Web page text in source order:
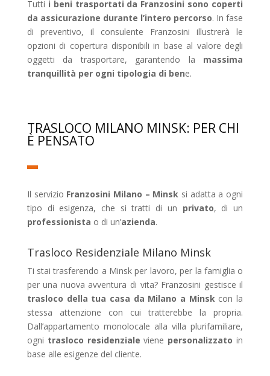
Tutti i beni trasportati da Franzosini sono coperti
da assicurazione durante l’intero percorso. In fase
di preventivo, il consulente Franzosini illustrerà le
opzioni di copertura disponibili in base al valore degli
oggetti da trasportare, garantendo la massima
tranquillità per ogni tipologia di bene.
TRASLOCO MILANO MINSK: PER CHI
È PENSATO
Il servizio Franzosini Milano – Minsk si adatta a ogni
tipo di esigenza, che si tratti di un privato, di un
professionista o di un’azienda.
Trasloco Residenziale Milano Minsk
Ti stai trasferendo a Minsk per lavoro, per la famiglia o
per una nuova avventura di vita? Franzosini gestisce il
trasloco della tua casa da Milano a Minskcon la
stessa attenzione con cui tratterebbe la propria.
Dall’appartamento monolocale alla villa plurifamiliare,
ogni trasloco residenziale viene personalizzato in
base alle esigenze del cliente.